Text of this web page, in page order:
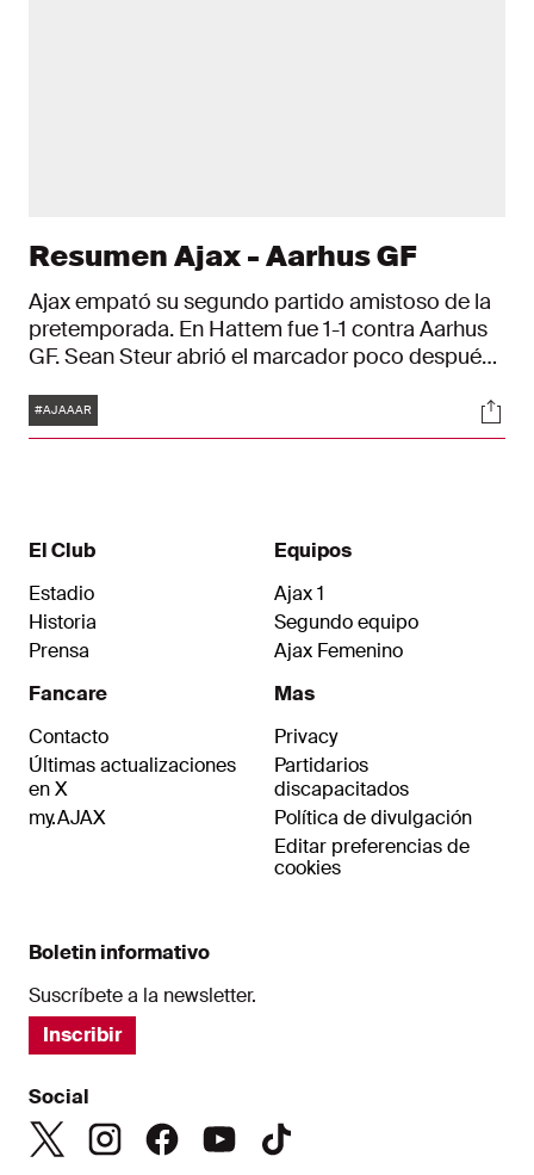
Resumen Ajax - Aarhus GF
Ajax empató su segundo partido amistoso de la
pretemporada. En Hattem fue 1-1 contra Aarhus
GF. Sean Steur abrió el marcador poco después
después llegó el empate danés.
Etiquetas
#AJAAAR
El Club
Estadio
Historia
Prensa
Fancare
Contacto
Últimas actualizaciones
en X
my.AJAX
Equipos
Ajax 1
Segundo equipo
Ajax Femenino
Mas
Privacy
Partidarios
discapacitados
Política de divulgación
Editar preferencias de
cookies
Boletin informativo
Suscríbete a la newsletter.
Inscribir
Social